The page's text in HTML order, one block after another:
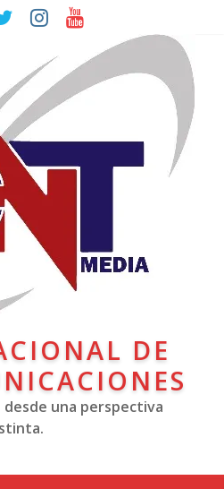
DE
una perspectiva